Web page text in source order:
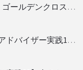
勝てるBO攻略【MACD実践15】ゴールデンクロスで勝つ
勝てるBO攻略【ストラテジーアドバイザー実践19】慌てず自動分析